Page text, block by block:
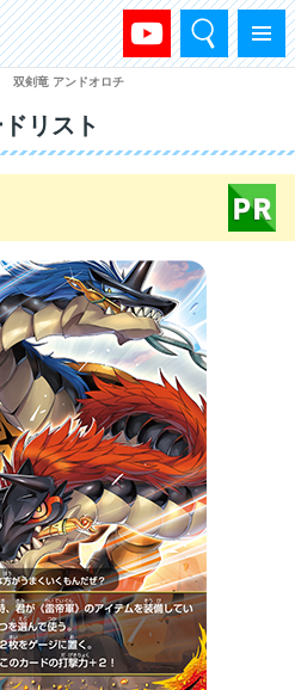
メニュー
検索
双剣竜 アンドオロチ
リスト